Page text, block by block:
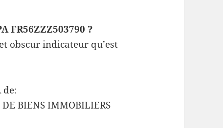
FR56ZZZ503790 ?
obscur indicateur qu’est
de:
DE BIENS IMMOBILIERS